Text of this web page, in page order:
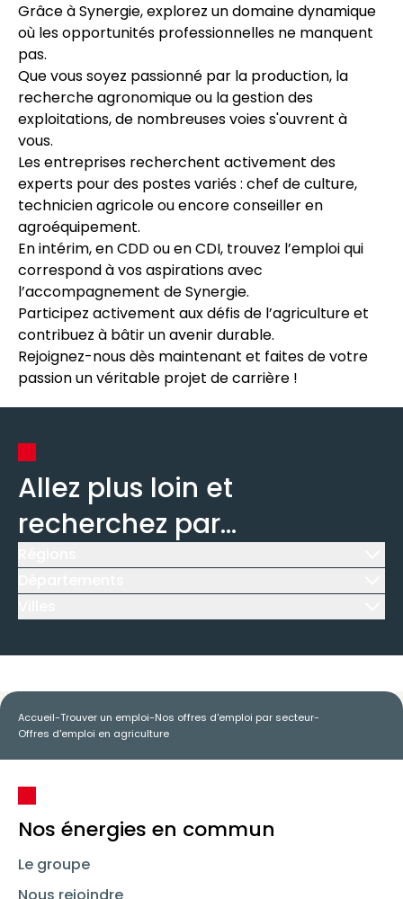
Grâce à Synergie, explorez un domaine dynamique
où les opportunités professionnelles ne manquent
pas.
Que vous soyez passionné par la production, la
recherche agronomique ou la gestion des
exploitations, de nombreuses voies s'ouvrent à
vous.
Les entreprises recherchent activement des
experts pour des postes variés : chef de culture,
technicien agricole ou encore conseiller en
agroéquipement.
En intérim, en CDD ou en CDI, trouvez l’emploi qui
correspond à vos aspirations avec
l’accompagnement de Synergie.
Participez activement aux défis de l’agriculture et
contribuez à bâtir un avenir durable.
Rejoignez-nous dès maintenant et faites de votre
passion un véritable projet de carrière !
Allez plus loin et
recherchez par...
Accueil-Trouver un emploi-Nos offres d'emploi par secteur-
Offres d'emploi en agriculture
Nos énergies en commun
Le groupe